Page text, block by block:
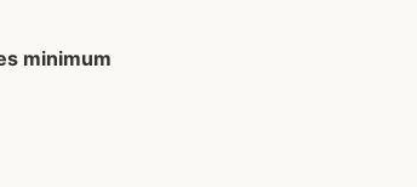
minimum